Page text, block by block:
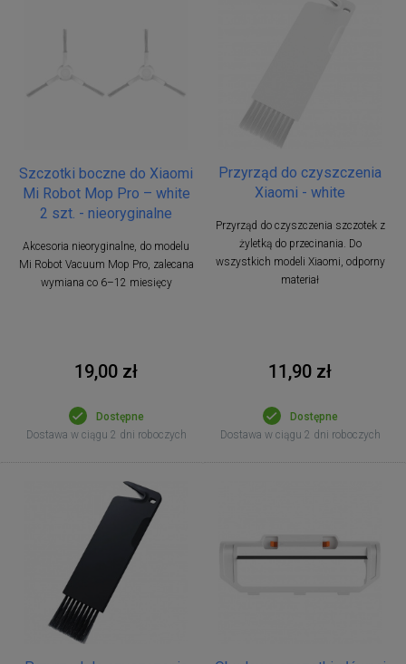
Szczotki boczne do Xiaomi
Mi Robot Mop Pro – white
2 szt. - nieoryginalne
Akcesoria nieoryginalne, do modelu
Mi Robot Vacuum Mop Pro, zalecana
wymiana co 6–12 miesięcy
19,00 zł
Dostępne
Dostawa w ciągu 2 dni roboczych
Przyrząd do czyszczenia
Xiaomi - white
Przyrząd do czyszczenia szczotek z
żyletką do przecinania. Do
wszystkich modeli Xiaomi, odporny
materiał
11,90 zł
Dostępne
Dostawa w ciągu 2 dni roboczych